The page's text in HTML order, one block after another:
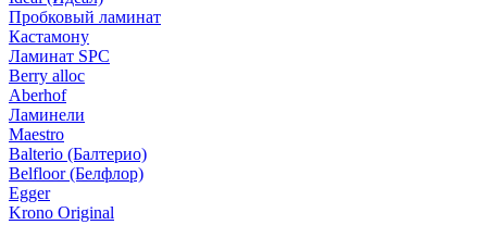
Пробковый ламинат
Кастамону
Ламинат SPC
Berry alloc
Aberhof
Ламинели
Maestro
Balterio (Балтерио)
Belfloor (Белфлор)
Egger
Krono Original